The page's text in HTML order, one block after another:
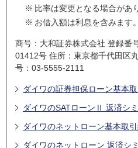
※ 比率は変更となる場合があ
※ お借入額は利息を含みます。
商号：大和証券株式会社 登録番
01412号 住所：東京都千代田区
号：03-5555-2111
ダイワの証券担保ローン基本
ダイワのSATローンⅡ 返済シ
ダイワのネットローン基本取
ダイワのネットローン 返済シ